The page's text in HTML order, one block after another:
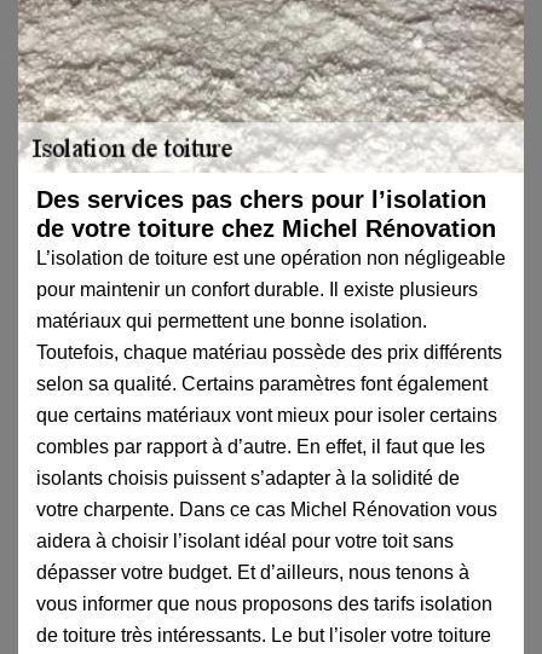
Des services pas chers pour l’isolation
de votre toiture chez Michel Rénovation
L’isolation de toiture est une opération non négligeable
pour maintenir un confort durable. Il existe plusieurs
matériaux qui permettent une bonne isolation.
Toutefois, chaque matériau possède des prix différents
selon sa qualité. Certains paramètres font également
que certains matériaux vont mieux pour isoler certains
combles par rapport à d’autre. En effet, il faut que les
isolants choisis puissent s’adapter à la solidité de
votre charpente. Dans ce cas Michel Rénovation vous
aidera à choisir l’isolant idéal pour votre toit sans
dépasser votre budget. Et d’ailleurs, nous tenons à
vous informer que nous proposons des tarifs isolation
de toiture très intéressants. Le but l’isoler votre toiture